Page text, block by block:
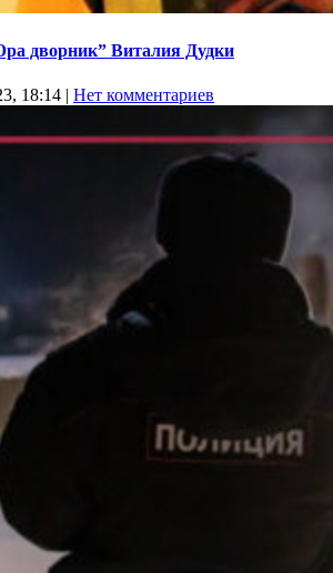
дворник” Виталия Дудки
18:14 | Нет комментариев